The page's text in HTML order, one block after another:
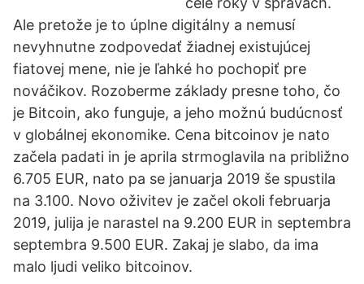
Ale pretože je to úplne digitálny a nemusí
nevyhnutne zodpovedať žiadnej existujúcej
fiatovej mene, nie je ľahké ho pochopiť pre
nováčikov. Rozoberme základy presne toho, čo
je Bitcoin, ako funguje, a jeho možnú budúcnosť
v globálnej ekonomike. Cena bitcoinov je nato
začela padati in je aprila strmoglavila na približno
6.705 EUR, nato pa se januarja 2019 še spustila
na 3.100. Novo oživitev je začel okoli februarja
2019, julija je narastel na 9.200 EUR in septembra
septembra 9.500 EUR. Zakaj je slabo, da ima
malo ljudi veliko bitcoinov.